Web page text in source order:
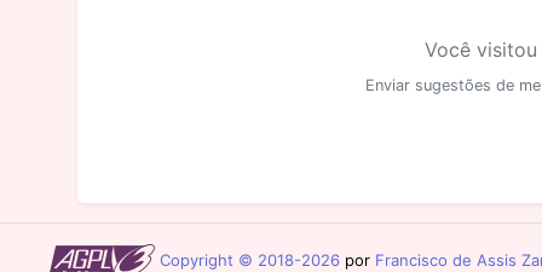
Você
Enviar sugestões de
Copyright © 2018-2026 por Francisco de Assis